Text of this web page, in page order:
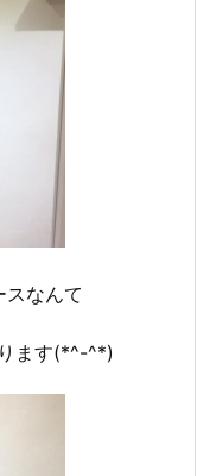
スなんて
ます(*^-^*)